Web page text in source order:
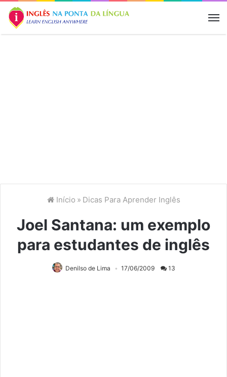
Início » Dicas Para Aprender Inglês
Joel Santana: um exemplo
para estudantes de inglês
Denilso de Lima 17/06/2009 13